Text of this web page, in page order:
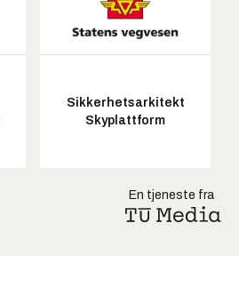
Sikkerhetsarkitekt
Skyplattform
En tjeneste fra